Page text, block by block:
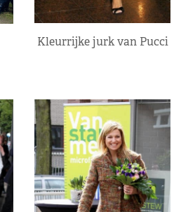
Kleurrijke jurk van Pucci